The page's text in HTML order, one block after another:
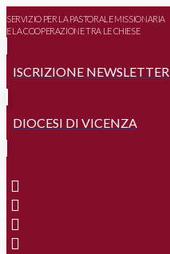
SERVIZIO PER LA PASTORALE MISSIONARIA
E LA COOPERAZIONE TRA LE CHIESE
ISCRIZIONE NEWSLETTER
DIOCESI DI VICENZA